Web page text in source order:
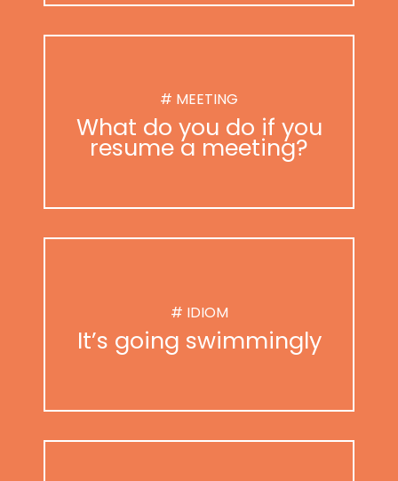
# MEETING
What do you do if you
resume a meeting?
# IDIOM
It’s going swimmingly